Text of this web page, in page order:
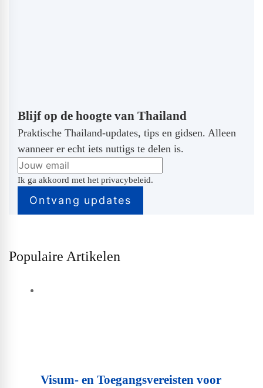
Blijf op de hoogte van Thailand
Praktische Thailand-updates, tips en gidsen. Alleen
wanneer er echt iets nuttigs te delen is.
Ik ga akkoord met het privacybeleid.
Populaire Artikelen
Visum- en Toegangsvereisten voor